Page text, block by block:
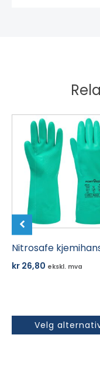
Nitrosafe
kr 26,80 ekskl. mva
Velg
Dette
produktet
har
flere
varianter.
Alternativene
velges
på
produktsiden